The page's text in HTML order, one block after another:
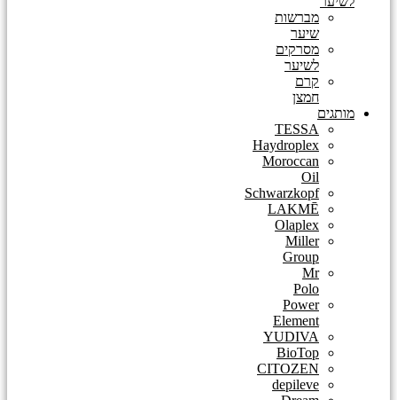
מברשות
שיער
מסרקים
לשיער
קרם
חמצן
מותגים
TESSA
Haydroplex
Moroccan
Oil
Schwarzkopf
LAKMĒ
Olaplex
Miller
Group
Mr
Polo
Power
Element
YUDIVA
BioTop
CITOZEN
depileve